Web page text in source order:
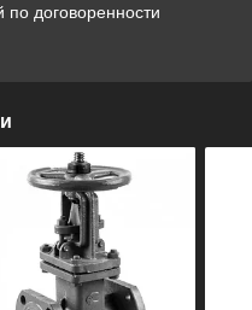
по договоренности